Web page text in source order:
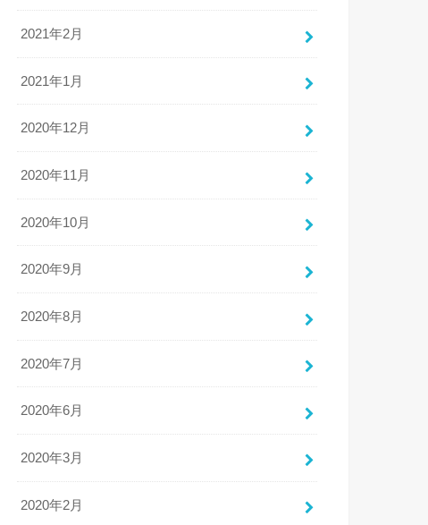
2021年2月
2021年1月
2020年12月
2020年11月
2020年10月
2020年9月
2020年8月
2020年7月
2020年6月
2020年3月
2020年2月